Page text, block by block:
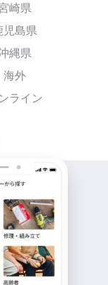
崎県
児島県
縄県
海外
ライン